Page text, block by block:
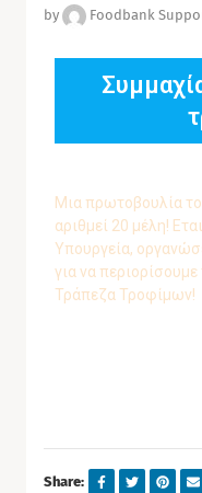
by
Foodbank
Μια πρωτοβουλία
αριθμεί 20 μέλη!
Υπουργεία,
για να
Τράπεζα Τροφίμων!
Share: